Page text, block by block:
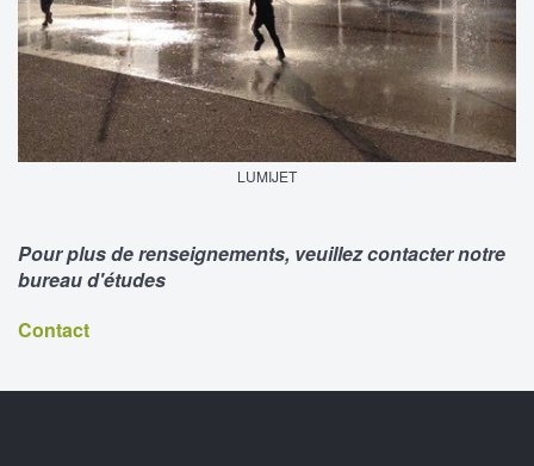
LUMIJET
Pour plus de renseignements, veuillez contacter notre
bureau d'études
Contact